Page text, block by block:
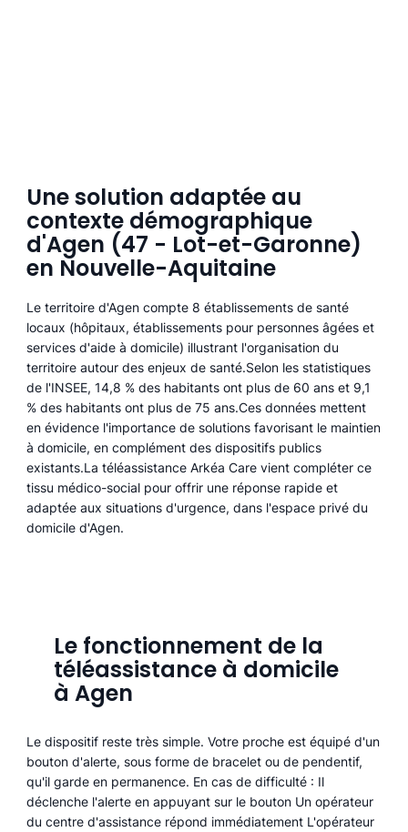
Une solution adaptée au
contexte démographique
d'Agen (47 - Lot-et-Garonne)
en Nouvelle-Aquitaine
Le territoire d'Agen compte 8 établissements de santé
locaux (hôpitaux, établissements pour personnes âgées et
services d'aide à domicile) illustrant l'organisation du
territoire autour des enjeux de santé.Selon les statistiques
de l'INSEE, 14,8 % des habitants ont plus de 60 ans et 9,1
% des habitants ont plus de 75 ans.Ces données mettent
en évidence l'importance de solutions favorisant le maintien
à domicile, en complément des dispositifs publics
existants.La téléassistance Arkéa Care vient compléter ce
tissu médico-social pour offrir une réponse rapide et
adaptée aux situations d'urgence, dans l'espace privé du
domicile d'Agen.
Le fonctionnement de la
téléassistance à domicile
à Agen
Le dispositif reste très simple. Votre proche est équipé d'un
bouton d'alerte, sous forme de bracelet ou de pendentif,
qu'il garde en permanence. En cas de difficulté : Il
déclenche l'alerte en appuyant sur le bouton Un opérateur
du centre d'assistance répond immédiatement L'opérateur